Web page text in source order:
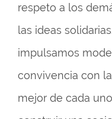
respeto a los
las ideas
impulsamos
convivencia con
mejor de cada